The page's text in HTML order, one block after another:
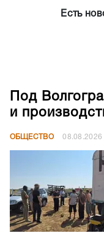
Есть
Под
и
ОБЩЕСТВО 08.08.2026